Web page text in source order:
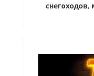
снегоходов,